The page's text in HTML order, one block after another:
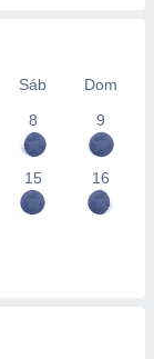
Sáb
Dom
8 9
15 16